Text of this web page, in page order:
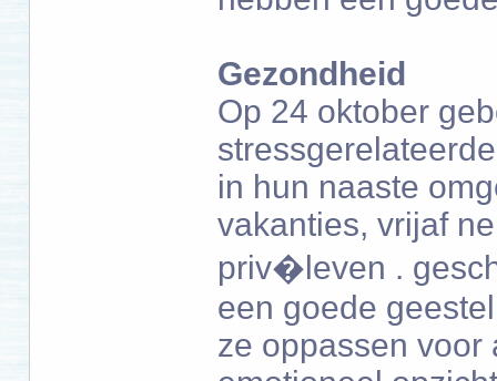
Gezondheid
Op 24 oktober
in hun naaste
vakanties, vrijaf
priv�leven .
een goede
ze oppassen voor